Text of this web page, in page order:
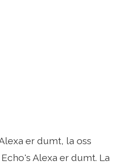
er dumt, la oss
Alexa er dumt. La